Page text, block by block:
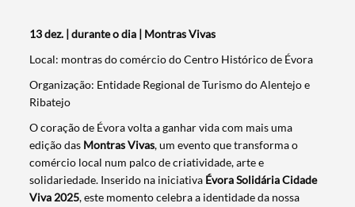
13 dez. | durante o dia | Montras Vivas
Local: montras do comércio do Centro Histórico de Évora
Organização: Entidade Regional de Turismo do Alentejo e
Ribatejo
O coração de Évora volta a ganhar vida com mais uma
edição das Montras Vivas, um evento que transforma o
comércio local num palco de criatividade, arte e
solidariedade. Inserido na iniciativa Évora Solidária Cidade
Viva 2025, este momento celebra a identidade da nossa